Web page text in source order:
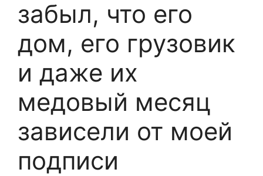
забыл, что его
дом, его грузовик
и даже их
медовый месяц
зависели от моей
подписи